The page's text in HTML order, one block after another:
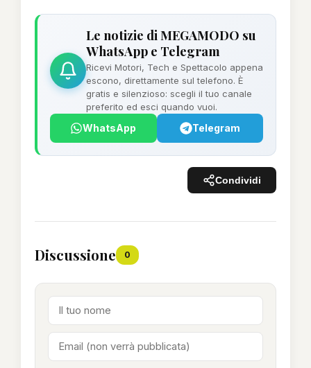
Le notizie di MEGAMODO su
WhatsApp e Telegram
Ricevi Motori, Tech e Spettacolo appena
escono, direttamente sul telefono. È
gratis e silenzioso: scegli il tuo canale
preferito ed esci quando vuoi.
WhatsApp Telegram
Condividi
Discussione 0